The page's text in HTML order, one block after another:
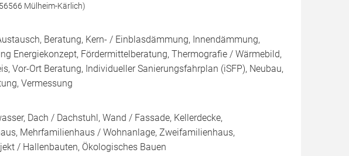
Mülheim-Kärlich)
Beratung, Kern- / Einblasdämmung, Innendämmung,
Energiekonzept, Fördermittelberatung, Thermografie / Wärmebild,
Vor-Ort Beratung, Individueller Sanierungsfahrplan (iSFP), Neubau,
Vermessung
Dach / Dachstuhl, Wand / Fassade, Kellerdecke,
Mehrfamilienhaus / Wohnanlage, Zweifamilienhaus,
/ Hallenbauten, Ökologisches Bauen